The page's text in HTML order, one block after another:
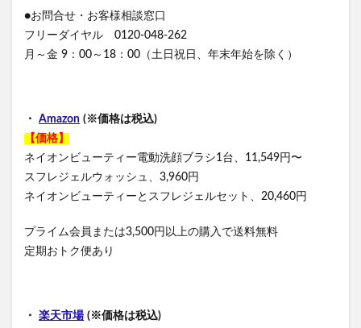
●お問合せ・お客様相談窓口
フリーダイヤル 0120-048-262
月～金 9：00～18：00（土日祝日、年末年始を除く）
・ Amazon (※価格は税込)
【価格】
ネイオンビューティー電動洗顔ブラシ1台、11,549円〜
スフレジェルウォッシュ、3,960円
ネイオンビューティーとスフレジェルセット、20,460円
プライム会員または3,500円以上の購入で送料無料
定期おトク便あり
・ 楽天市場 (※価格は税込)